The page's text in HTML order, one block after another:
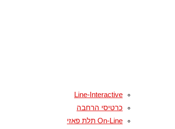
Line-Interactive
כרטיסי הרחבה
On-Line תלת פאזי